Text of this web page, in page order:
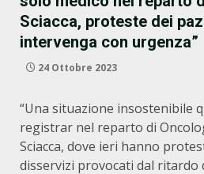
Sciacca, proteste dei
intervenga con urgenza”
24 Ottobre 2023
“Una situazione insostenibile
registrar nel reparto di
Sciacca, dove ieri hanno
disservizi provocati dal ritardo